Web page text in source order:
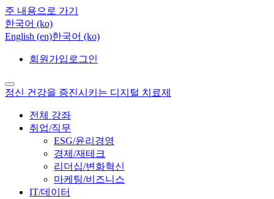
주 내용으로 가기
한국어 ‎(ko)‎
English ‎(en)‎한국어 ‎(ko)‎
회원가입 로그인
정신 건강을 증진시키는 디지털 치료제
전체 강좌
취업/직무
ESG/윤리경영
경제/재테크
리더십/변화혁신
마케팅/비즈니스
IT/데이터